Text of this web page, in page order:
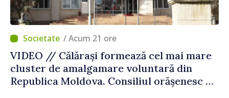
/ Acum 21 ore
VIDEO // Călărași formează cel mai mare
cluster de amalgamare voluntară din
Republica Moldova. Consiliul orășenesc a